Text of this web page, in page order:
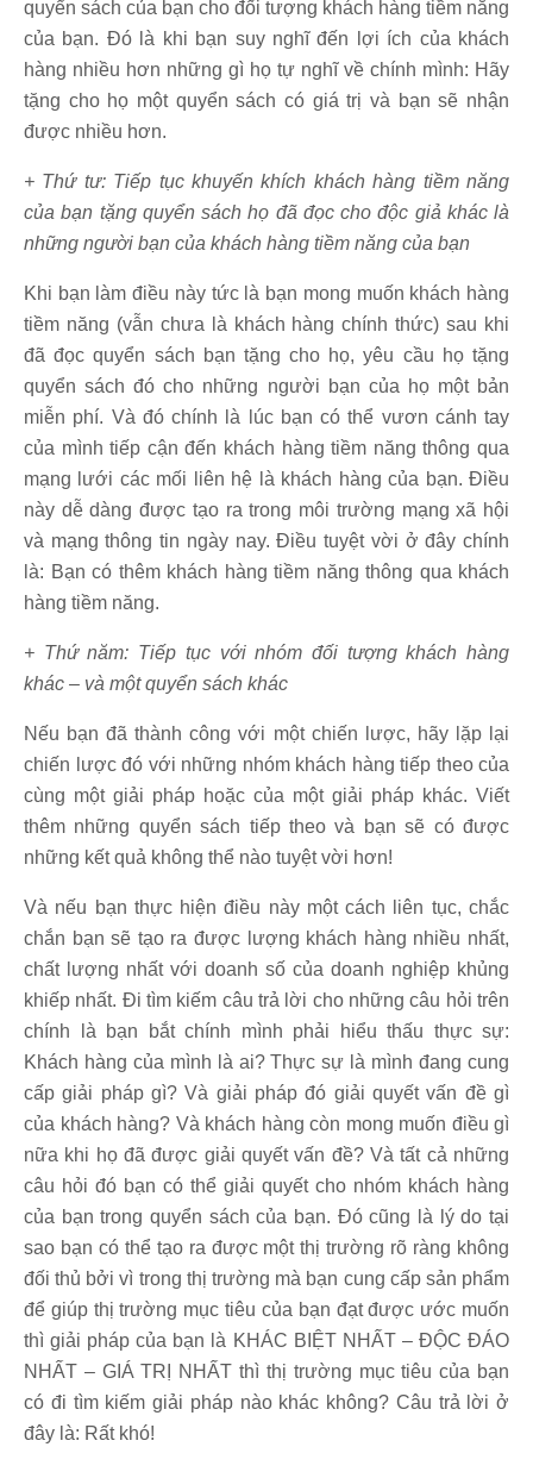
quyển sách của bạn cho đối tượng khách hàng tiềm năng
của bạn. Đó là khi bạn suy nghĩ đến lợi ích của khách
hàng nhiều hơn những gì họ tự nghĩ về chính mình: Hãy
tặng cho họ một quyển sách có giá trị và bạn sẽ nhận
được nhiều hơn.
+ Thứ tư: Tiếp tục khuyến khích khách hàng tiềm năng
của bạn tặng quyển sách họ đã đọc cho độc giả khác là
những người bạn của khách hàng tiềm năng của bạn
Khi bạn làm điều này tức là bạn mong muốn khách hàng
tiềm năng (vẫn chưa là khách hàng chính thức) sau khi
đã đọc quyển sách bạn tặng cho họ, yêu cầu họ tặng
quyển sách đó cho những người bạn của họ một bản
miễn phí. Và đó chính là lúc bạn có thể vươn cánh tay
của mình tiếp cận đến khách hàng tiềm năng thông qua
mạng lưới các mối liên hệ là khách hàng của bạn. Điều
này dễ dàng được tạo ra trong môi trường mạng xã hội
và mạng thông tin ngày nay. Điều tuyệt vời ở đây chính
là: Bạn có thêm khách hàng tiềm năng thông qua khách
hàng tiềm năng.
+ Thứ năm: Tiếp tục với nhóm đối tượng khách hàng
khác – và một quyển sách khác
Nếu bạn đã thành công với một chiến lược, hãy lặp lại
chiến lược đó với những nhóm khách hàng tiếp theo của
cùng một giải pháp hoặc của một giải pháp khác. Viết
thêm những quyển sách tiếp theo và bạn sẽ có được
những kết quả không thể nào tuyệt vời hơn!
Và nếu bạn thực hiện điều này một cách liên tục, chắc
chắn bạn sẽ tạo ra được lượng khách hàng nhiều nhất,
chất lượng nhất với doanh số của doanh nghiệp khủng
khiếp nhất. Đi tìm kiếm câu trả lời cho những câu hỏi trên
chính là bạn bắt chính mình phải hiểu thấu thực sự:
Khách hàng của mình là ai? Thực sự là mình đang cung
cấp giải pháp gì? Và giải pháp đó giải quyết vấn đề gì
của khách hàng? Và khách hàng còn mong muốn điều gì
nữa khi họ đã được giải quyết vấn đề? Và tất cả những
câu hỏi đó bạn có thể giải quyết cho nhóm khách hàng
của bạn trong quyển sách của bạn. Đó cũng là lý do tại
sao bạn có thể tạo ra được một thị trường rõ ràng không
đối thủ bởi vì trong thị trường mà bạn cung cấp sản phẩm
để giúp thị trường mục tiêu của bạn đạt được ước muốn
thì giải pháp của bạn là KHÁC BIỆT NHẤT – ĐỘC ĐÁO
NHẤT – GIÁ TRỊ NHẤT thì thị trường mục tiêu của bạn
có đi tìm kiếm giải pháp nào khác không? Câu trả lời ở
đây là: Rất khó!